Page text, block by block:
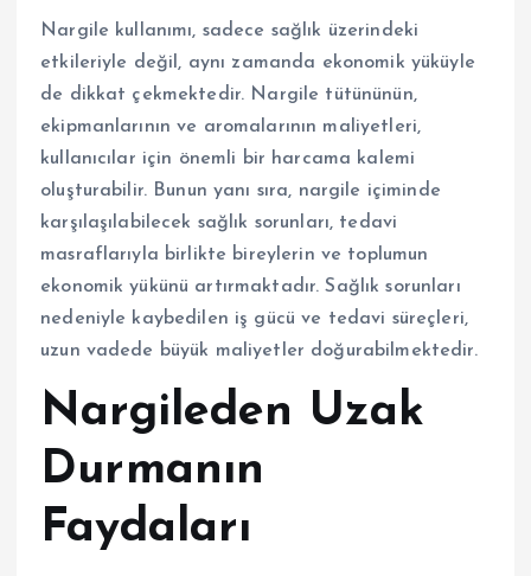
Nargile kullanımı, sadece sağlık üzerindeki
etkileriyle değil, aynı zamanda ekonomik yüküyle
de dikkat çekmektedir. Nargile tütününün,
ekipmanlarının ve aromalarının maliyetleri,
kullanıcılar için önemli bir harcama kalemi
oluşturabilir. Bunun yanı sıra, nargile içiminde
karşılaşılabilecek sağlık sorunları, tedavi
masraflarıyla birlikte bireylerin ve toplumun
ekonomik yükünü artırmaktadır. Sağlık sorunları
nedeniyle kaybedilen iş gücü ve tedavi süreçleri,
uzun vadede büyük maliyetler doğurabilmektedir.
Nargileden Uzak
Durmanın
Faydaları